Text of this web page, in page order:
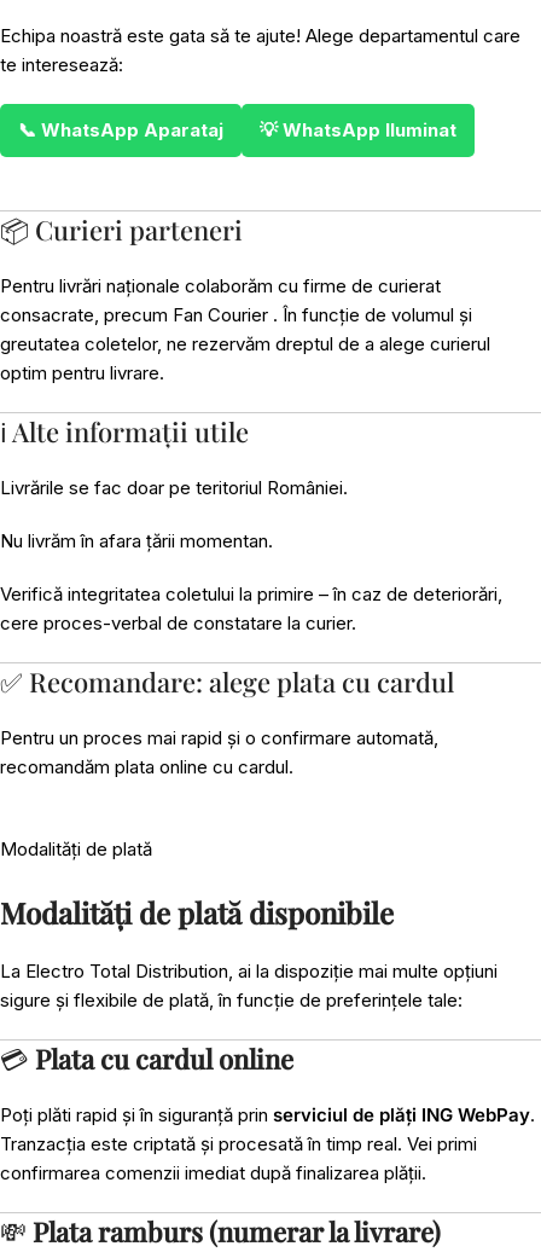
Echipa noastră este gata să te ajute! Alege departamentul care
te interesează:
📞 WhatsApp Aparataj 💡 WhatsApp Iluminat
📦 Curieri parteneri
Pentru livrări naționale colaborăm cu firme de curierat
consacrate, precum Fan Courier . În funcție de volumul și
greutatea coletelor, ne rezervăm dreptul de a alege curierul
optim pentru livrare.
ℹ️ Alte informații utile
Livrările se fac doar pe teritoriul României.
Nu livrăm în afara țării momentan.
Verifică integritatea coletului la primire – în caz de deteriorări,
cere proces-verbal de constatare la curier.
✅ Recomandare: alege plata cu cardul
Pentru un proces mai rapid și o confirmare automată,
recomandăm plata online cu cardul.
Modalități de plată
Modalități de plată disponibile
La Electro Total Distribution, ai la dispoziție mai multe opțiuni
sigure și flexibile de plată, în funcție de preferințele tale:
💳 Plata cu cardul online
Poți plăti rapid și în siguranță prin serviciul de plăți ING WebPay.
Tranzacția este criptată și procesată în timp real. Vei primi
confirmarea comenzii imediat după finalizarea plății.
💸 Plata ramburs (numerar la livrare)